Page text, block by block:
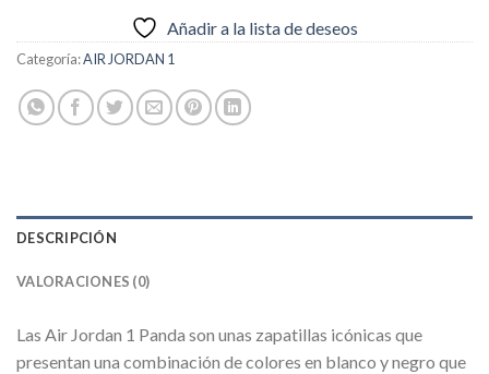
Añadir a la lista de deseos
Categoría:AIR JORDAN 1
DESCRIPCIÓN
VALORACIONES (0)
Las Air Jordan 1 Panda son unas zapatillas icónicas que
presentan una combinación de colores en blanco y negro que